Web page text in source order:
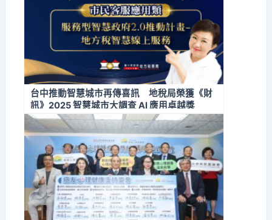
台中推動智慧城市再傳喜訊 地稅局榮獲《財
訊》2025 智慧城市大調查 AI 應用卓越獎